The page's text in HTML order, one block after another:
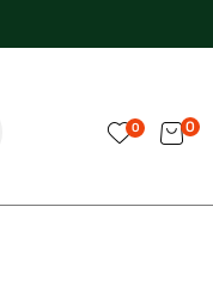
0 0